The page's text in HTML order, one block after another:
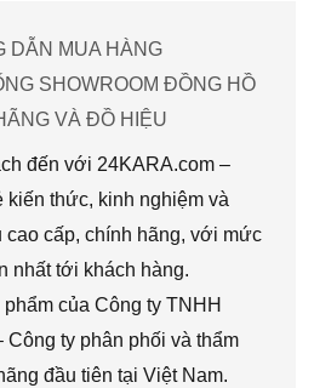
DẪN MUA HÀNG
SHOWROOM ĐỒNG HỒ
VÀ ĐỒ HIỆU
đến với 24KARA.com –
kiến thức, kinh nghiệm và
cao cấp, chính hãng, với mức
nhất tới khách hàng.
của Công ty TNHH
ty phân phối và thẩm
đầu tiên tại Việt Nam.